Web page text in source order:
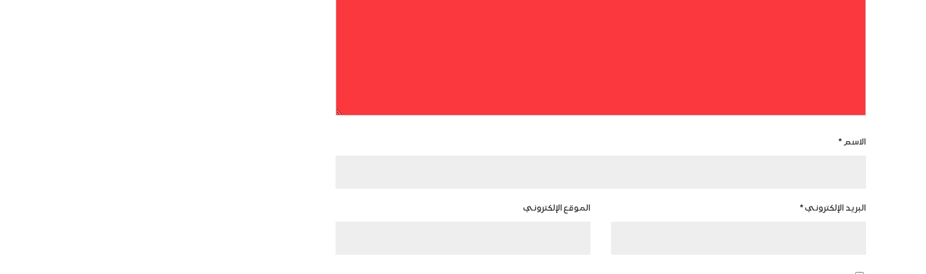
الاسم*
البريد الإلكتروني* الموقع الإلكتروني